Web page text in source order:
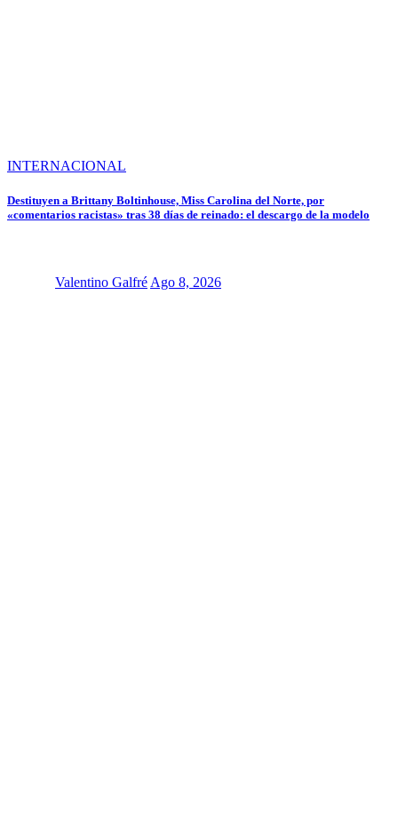
INTERNACIONAL
Destituyen a Brittany Boltinhouse, Miss Carolina del Norte, por
«comentarios racistas» tras 38 días de reinado: el descargo de la modelo
Valentino Galfré Ago 8, 2026